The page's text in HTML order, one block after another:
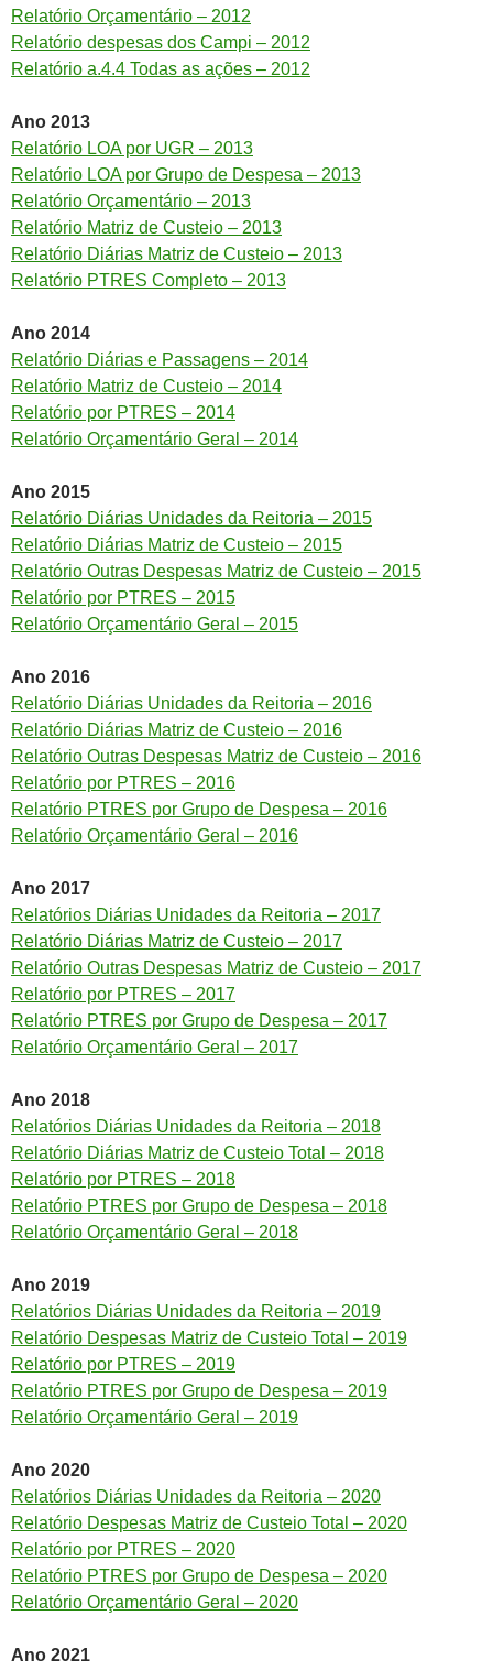
Relatório Orçamentário – 2012
Relatório despesas dos Campi – 2012
Relatório a.4.4 Todas as ações – 2012
Ano 2013
Relatório LOA por UGR – 2013
Relatório LOA por Grupo de Despesa – 2013
Relatório Orçamentário – 2013
Relatório Matriz de Custeio – 2013
Relatório Diárias Matriz de Custeio – 2013
Relatório PTRES Completo – 2013
Ano 2014
Relatório Diárias e Passagens – 2014
Relatório Matriz de Custeio – 2014
Relatório por PTRES – 2014
Relatório Orçamentário Geral – 2014
Ano 2015
Relatório Diárias Unidades da Reitoria – 2015
Relatório Diárias Matriz de Custeio – 2015
Relatório Outras Despesas Matriz de Custeio – 2015
Relatório por PTRES – 2015
Relatório Orçamentário Geral – 2015
Ano 2016
Relatório Diárias Unidades da Reitoria – 2016
Relatório Diárias Matriz de Custeio – 2016
Relatório Outras Despesas Matriz de Custeio – 2016
Relatório por PTRES – 2016
Relatório PTRES por Grupo de Despesa – 2016
Relatório Orçamentário Geral – 2016
Ano 2017
Relatórios Diárias Unidades da Reitoria – 2017
Relatório Diárias Matriz de Custeio – 2017
Relatório Outras Despesas Matriz de Custeio – 2017
Relatório por PTRES – 2017
Relatório PTRES por Grupo de Despesa – 2017
Relatório Orçamentário Geral – 2017
Ano 2018
Relatórios Diárias Unidades da Reitoria – 2018
Relatório Diárias Matriz de Custeio Total – 2018
Relatório por PTRES – 2018
Relatório PTRES por Grupo de Despesa – 2018
Relatório Orçamentário Geral – 2018
Ano 2019
Relatórios Diárias Unidades da Reitoria – 2019
Relatório Despesas Matriz de Custeio Total – 2019
Relatório por PTRES – 2019
Relatório PTRES por Grupo de Despesa – 2019
Relatório Orçamentário Geral – 2019
Ano 2020
Relatórios Diárias Unidades da Reitoria – 2020
Relatório Despesas Matriz de Custeio Total – 2020
Relatório por PTRES – 2020
Relatório PTRES por Grupo de Despesa – 2020
Relatório Orçamentário Geral – 2020
Ano 2021